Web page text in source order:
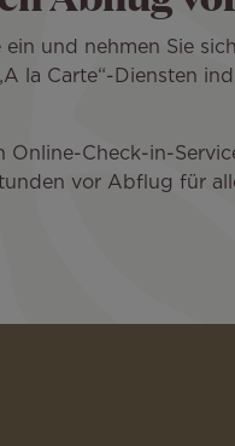
und nehmen Sie
la Carte“-Diensten
Online-Check-in-
vor Abflug für